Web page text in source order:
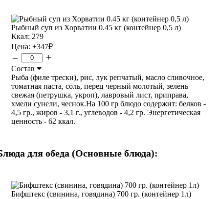
Рыбный суп из Хорватии 0.45 кг (контейнер 0,5 л)
Ккал: 279
Цена: +347₽
– +
Состав
Рыба (филе трески), рис, лук репчатый, масло сливочное,
томатная паста, соль, перец черный молотый, зелень
свежая (петрушка, укроп), лавровый лист, приправа,
хмели сунели, чеснок.На 100 гр блюдо содержит: белков -
4,5 гр., жиров - 3,1 г., углеводов - 4,2 гр. Энергетическая
ценность - 62 ккал.
для обеда (Основные блюда):
Бифштекс (свинина, говядина) 700 гр. (контейнер 1л)